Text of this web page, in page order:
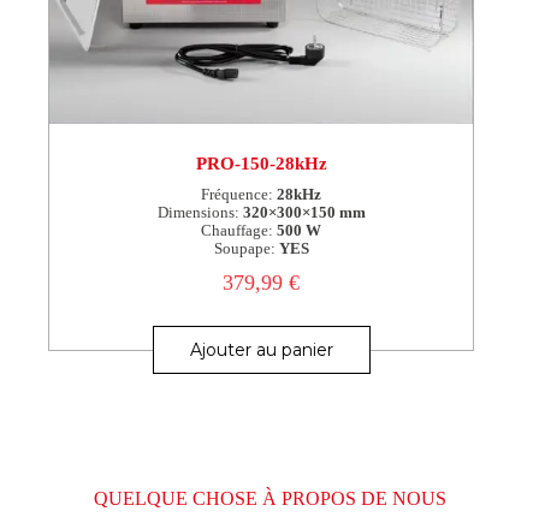
PRO-150-28kHz
Fréquence: 28kHz
Dimensions: 320×300×150 mm
Chauffage: 500 W
Soupape: YES
379,99€
Ajouter au panier
QUELQUE CHOSE À PROPOS DE NOUS